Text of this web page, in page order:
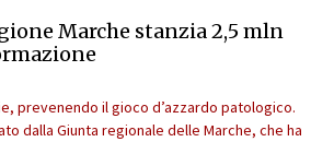
Marche stanzia 2,5 mln
prevenendo il gioco d’azzardo patologico.
dalla Giunta regionale delle Marche, che ha